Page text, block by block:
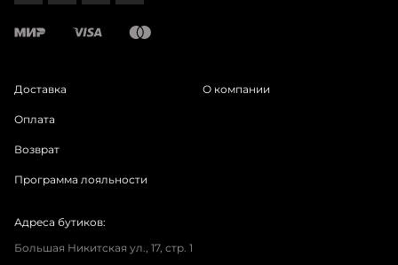
Доставка
Оплата
Возврат
Программа лояльности
О компании
Адреса бутиков:
Большая Никитская ул., 17, стр. 1